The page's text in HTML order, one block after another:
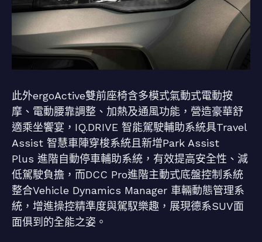
此外ergoActive雙前座椅含多模式氣動式電動按
摩、電動腰靠調整、加熱及通風功能，營造豪華舒
適乘坐饗宴，IQ.DRIVE 智能駕駛輔助系統具Travel
Assist 智慧車陣穿梭系統且新增Park Assist
Plus 進階自動停車輔助系統，有效提高安全性、減
低駕駛負擔，而DCC Pro進階主動式底盤控制系統
整合Vehicle Dynamics Manager 車輛動態管理系
統，增進操控精準度與駕馭樂趣，展現德系SUV面
面俱到的全能之姿。